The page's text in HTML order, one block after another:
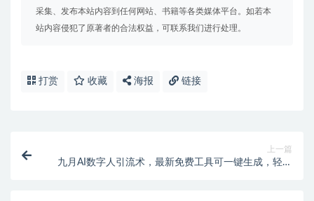
采集、发布本站内容到任何网站、书籍等各类媒体平台。如若本
站内容侵犯了原著者的合法权益，可联系我们进行处理。
打赏 收藏 海报 链接
上一篇
九月AI数字人引流术，最新免费工具可一键生成，轻松